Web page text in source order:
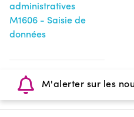
administratives
M1606 - Saisie de
données
M'alerter sur les